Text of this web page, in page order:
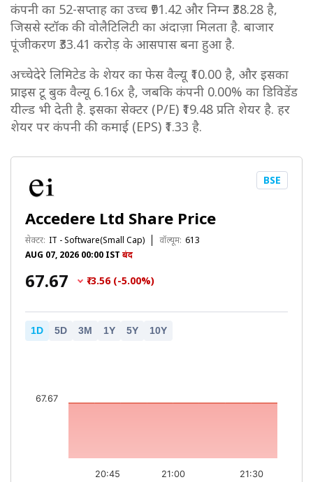
कंपनी का 52-सप्ताह का उच्च ₹91.42 और निम्न ₹38.28 है,
जिससे स्टॉक की वोलैटिलिटी का अंदाज़ा मिलता है. बाजार
पूंजीकरण ₹33.41 करोड़ के आसपास बना हुआ है.
अच्चेदेरे लिमिटेड के शेयर का फेस वैल्यू ₹10.00 है, और इसका
प्राइस टू बुक वैल्यू 6.16x है, जबकि कंपनी 0.00% का डिविडेंड
यील्ड भी देती है. इसका सेक्टर (P/E) ₹19.48 प्रति शेयर है. हर
शेयर पर कंपनी की कमाई (EPS) ₹1.33 है.
Accedere Ltd Share Price
सेक्टर: IT - Software(Small Cap) वॉल्यूम: 613
AUG 07, 2026 00:00 IST बंद
BSE
₹67.67 ₹-3.56 (-5.00%)
1D 5D 3M 1Y 5Y 10Y
20:45 21:00 21:30
67.67